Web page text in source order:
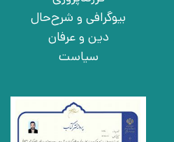
بیوگرافی و شرح‌حال
دین و عرفان
سیاست